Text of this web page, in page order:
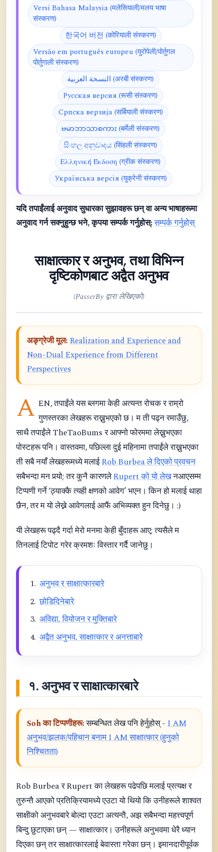
Versi Bahasa Malaysia (मलेसियाली/मलय भाषा
संस्करण)
한국어 버전 (कोरियाली संस्करण)
Versão em português europeu (युरोपेली/पोर्तुगल
पोर्तुगाली संस्करण)
النسخة العربية (अरबी संस्करण)
Русская версия (रूसी संस्करण)
Српска верзија (सर्बियाली संस्करण)
ဗမာဘာသာစကား (बर्मेली संस्करण)
සිංහල අනුවාදය (सिंहली संस्करण)
Ελληνική Έκδοση (ग्रीक संस्करण)
Українська версія (युक्रेनी संस्करण)
यदि तपाईंलाई अनुवाद सुधारका सुझावहरू छन् वा अन्य भाषाहरूमा
अनुवाद गर्न सक्नुहुन्छ भने, कृपया सम्पर्क गर्नुहोस्:सम्पर्क गर्नुहोस्
साक्षात्कार र अनुभव, तथा विभिन्न
दृष्टिकोणबाट अद्वैत अनुभव
(PasserBy द्वारा लेखिएको)
अङ्ग्रेजी मूल:Realization and Experience and
Non-Dual Experience from Different
Perspectives
A EN, तपाईंले यस ब्लगमा केही अत्यन्त रोचक र राम्रो
गुणस्तरका लेखहरू राख्नुभएको छ। म ती पढ्न रमाउँछु,
साथै तपाईंले TheTaoBums र आफ्नो फोरममा लेख्नुभएका
पोस्टहरू पनि। वास्तवमा, पछिल्ला दुई महिनामा तपाईंले राख्नुभएका
ती सबै नयाँ लेखहरूमध्ये मलाईRob Burbea ले दिएको प्रवचन
सबैभन्दा मन पर्‍यो; तर कुनै कारणलेRupert को यो लेखनआएसम्म
टिप्पणी गर्ने ‘ठ्याक्कै त्यही क्षणको आवेग’ भएन। किन हो मलाई थाहा
छैन, तर म यो लेख्ने आवेगलाई आफैं अभिव्यक्त हुन दिनेछु। :)
यी लेखहरू पढ्दै गर्दा मेरो मनमा केही बुँदाहरू आए; त्यसैले म
तिनलाई टिपोट गरेर क्रमशः विस्तार गर्दै जानेछु।
अनुभव र साक्षात्कारबारे
छोडिदिनेबारे
अविद्या, वियोजन र मुक्तिबारे
अद्वैत अनुभव, साक्षात्कार र अनत्ताबारे
१. अनुभव र साक्षात्कारबारे
Soh का टिप्पणीहरू:सम्बन्धित लेख पनि हेर्नुहोस् - I AM
अनुभव/झलक/पहिचान बनाम I AM साक्षात्कार (हुनुको
निश्चितता)
Rob Burbea र Rupert का लेखहरू पढेपछि मलाई प्रत्यक्ष र
तुरुन्तै आएको प्रतिक्रियामध्ये एउटा यो थियो कि उनीहरूले शाश्वत
साक्षीको अनुभवबारे बोल्दा एउटा अत्यन्तै, अझ सबैभन्दा महत्त्वपूर्ण
बिन्दु छुटाएका छन् — साक्षात्कार। उनीहरूले अनुभवमा धेरै ध्यान
दिएका छन् तर साक्षात्कारलाई बेवास्ता गरेका छन्। इमानदारीपूर्वक